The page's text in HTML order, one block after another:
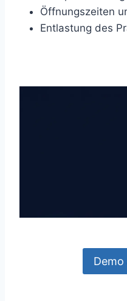
Öffnungszeiten
Entlastung des